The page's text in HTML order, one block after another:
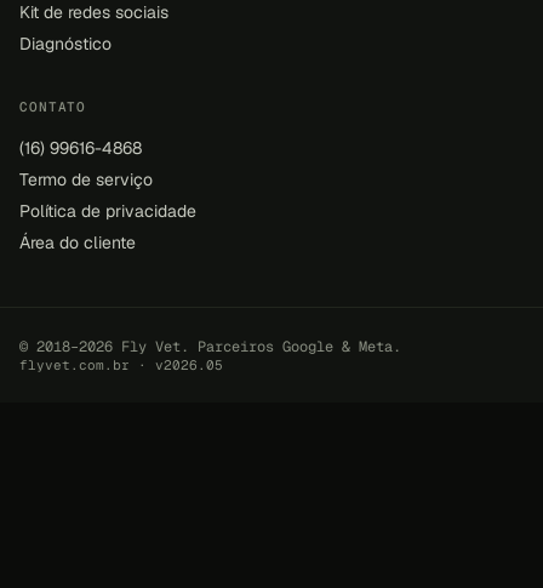
Kit de redes sociais
Diagnóstico
CONTATO
(16) 99616-4868
Termo de serviço
Política de privacidade
Área do cliente
© 2018–2026 Fly Vet. Parceiros Google & Meta.
flyvet.com.br · v2026.05